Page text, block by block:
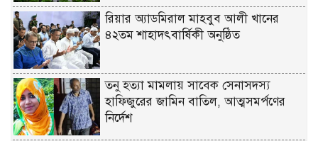
রিয়ার অ্যাডমিরাল মাহবুব আলী খানের
৪২তম শাহাদৎবার্ষিকী অনুষ্ঠিত
তনু হত্যা মামলায় সাবেক সেনাসদস্য
হাফিজুরের জামিন বাতিল, আত্মসমর্পণের
নির্দেশ